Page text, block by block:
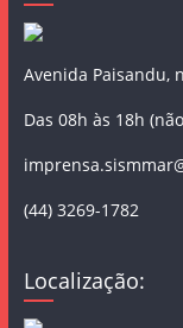
Avenida Paisandu,
Das 08h às 18h
(44) 3269-1782
Localização: